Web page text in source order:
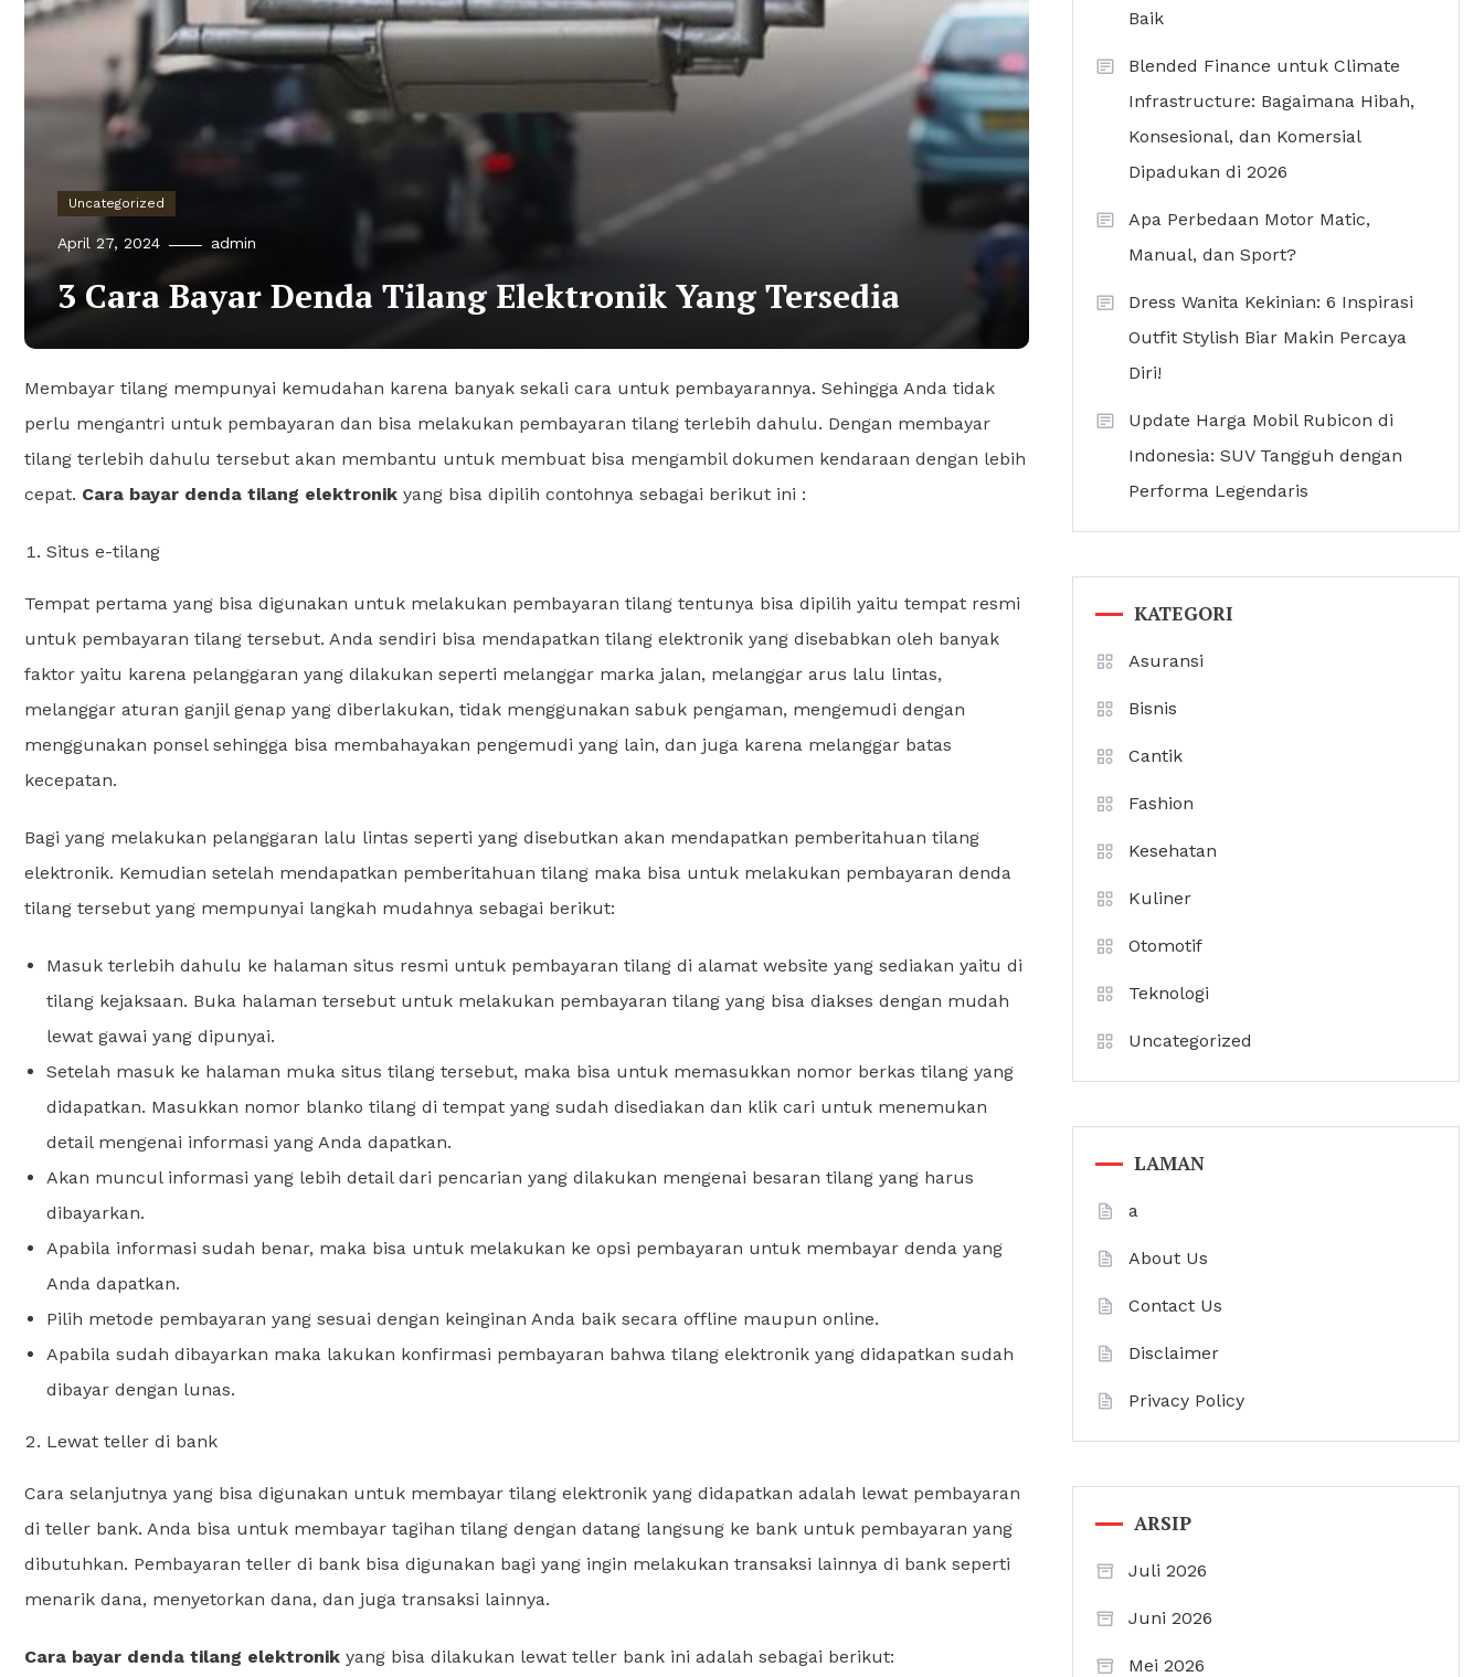
Uncategorized
April 27, 2024 admin
3 Cara Bayar Denda Tilang Elektronik Yang Tersedia
Membayar tilang mempunyai kemudahan karena banyak sekali cara untuk pembayarannya. Sehingga Anda tidak
perlu mengantri untuk pembayaran dan bisa melakukan pembayaran tilang terlebih dahulu. Dengan membayar
tilang terlebih dahulu tersebut akan membantu untuk membuat bisa mengambil dokumen kendaraan dengan lebih
cepat. Cara bayar denda tilang elektronik yang bisa dipilih contohnya sebagai berikut ini :
Situs e-tilang
Tempat pertama yang bisa digunakan untuk melakukan pembayaran tilang tentunya bisa dipilih yaitu tempat resmi
untuk pembayaran tilang tersebut. Anda sendiri bisa mendapatkan tilang elektronik yang disebabkan oleh banyak
faktor yaitu karena pelanggaran yang dilakukan seperti melanggar marka jalan, melanggar arus lalu lintas,
melanggar aturan ganjil genap yang diberlakukan, tidak menggunakan sabuk pengaman, mengemudi dengan
menggunakan ponsel sehingga bisa membahayakan pengemudi yang lain, dan juga karena melanggar batas
kecepatan.
Bagi yang melakukan pelanggaran lalu lintas seperti yang disebutkan akan mendapatkan pemberitahuan tilang
elektronik. Kemudian setelah mendapatkan pemberitahuan tilang maka bisa untuk melakukan pembayaran denda
tilang tersebut yang mempunyai langkah mudahnya sebagai berikut:
Masuk terlebih dahulu ke halaman situs resmi untuk pembayaran tilang di alamat website yang sediakan yaitu di
tilang kejaksaan. Buka halaman tersebut untuk melakukan pembayaran tilang yang bisa diakses dengan mudah
lewat gawai yang dipunyai.
Setelah masuk ke halaman muka situs tilang tersebut, maka bisa untuk memasukkan nomor berkas tilang yang
didapatkan. Masukkan nomor blanko tilang di tempat yang sudah disediakan dan klik cari untuk menemukan
detail mengenai informasi yang Anda dapatkan.
Akan muncul informasi yang lebih detail dari pencarian yang dilakukan mengenai besaran tilang yang harus
dibayarkan.
Apabila informasi sudah benar, maka bisa untuk melakukan ke opsi pembayaran untuk membayar denda yang
Anda dapatkan.
Pilih metode pembayaran yang sesuai dengan keinginan Anda baik secara offline maupun online.
Apabila sudah dibayarkan maka lakukan konfirmasi pembayaran bahwa tilang elektronik yang didapatkan sudah
dibayar dengan lunas.
Lewat teller di bank
Cara selanjutnya yang bisa digunakan untuk membayar tilang elektronik yang didapatkan adalah lewat pembayaran
di teller bank. Anda bisa untuk membayar tagihan tilang dengan datang langsung ke bank untuk pembayaran yang
dibutuhkan. Pembayaran teller di bank bisa digunakan bagi yang ingin melakukan transaksi lainnya di bank seperti
menarik dana, menyetorkan dana, dan juga transaksi lainnya.
Cara bayar denda tilang elektronik yang bisa dilakukan lewat teller bank ini adalah sebagai berikut:
Baik
Blended Finance untuk Climate
Infrastructure: Bagaimana Hibah,
Konsesional, dan Komersial
Dipadukan di 2026
Apa Perbedaan Motor Matic,
Manual, dan Sport?
Dress Wanita Kekinian: 6 Inspirasi
Outfit Stylish Biar Makin Percaya
Diri!
Update Harga Mobil Rubicon di
Indonesia: SUV Tangguh dengan
Performa Legendaris
KATEGORI
Asuransi
Bisnis
Cantik
Fashion
Kesehatan
Kuliner
Otomotif
Teknologi
Uncategorized
LAMAN
a
About Us
Contact Us
Disclaimer
Privacy Policy
ARSIP
Juli 2026
Juni 2026
Mei 2026